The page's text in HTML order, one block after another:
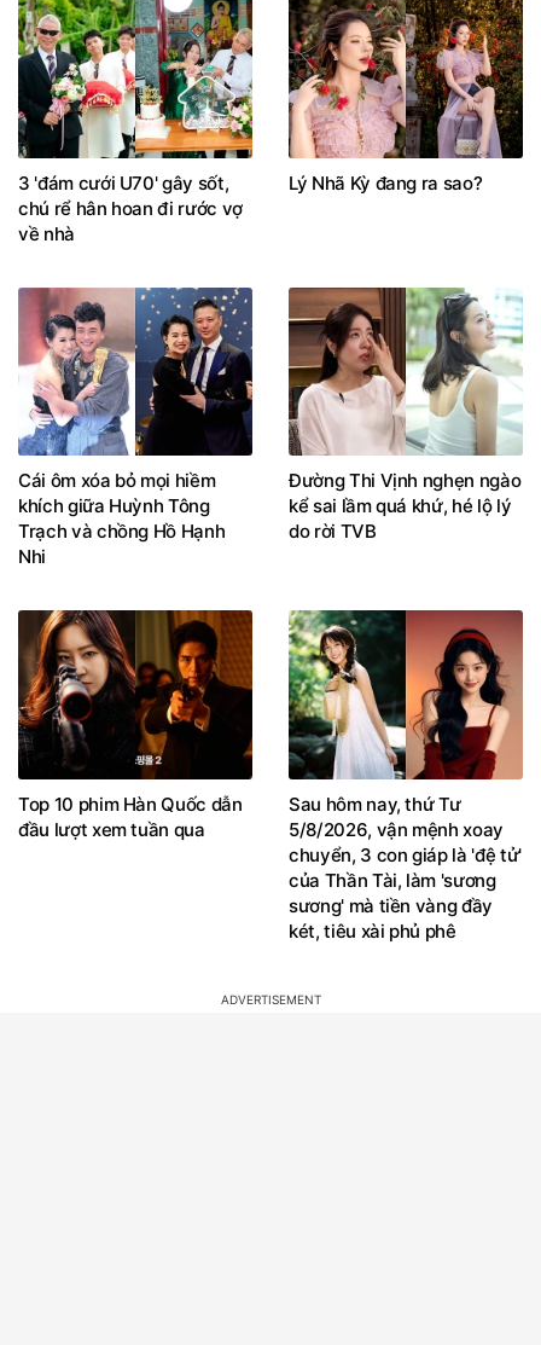
3 'đám cưới U70' gây sốt,
chú rể hân hoan đi rước vợ
về nhà
Lý Nhã Kỳ đang ra sao?
Cái ôm xóa bỏ mọi hiềm
khích giữa Huỳnh Tông
Trạch và chồng Hồ Hạnh
Nhi
Đường Thi Vịnh nghẹn ngào
kể sai lầm quá khứ, hé lộ lý
do rời TVB
Top 10 phim Hàn Quốc dẫn
đầu lượt xem tuần qua
Sau hôm nay, thứ Tư
5/8/2026, vận mệnh xoay
chuyển, 3 con giáp là 'đệ tử'
của Thần Tài, làm 'sương
sương' mà tiền vàng đầy
két, tiêu xài phủ phê